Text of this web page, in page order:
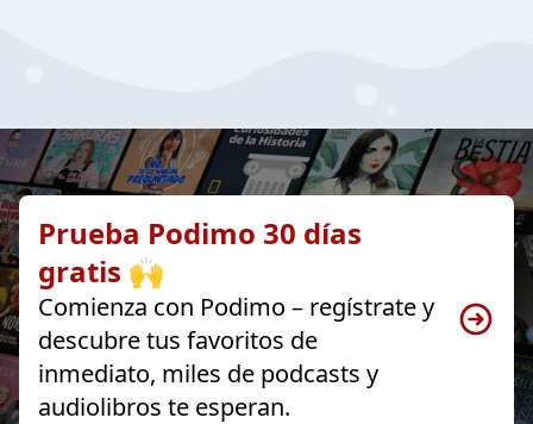
Prueba Podimo 30 días
gratis 🙌
Comienza con Podimo – regístrate y
descubre tus favoritos de
inmediato, miles de podcasts y
audiolibros te esperan.